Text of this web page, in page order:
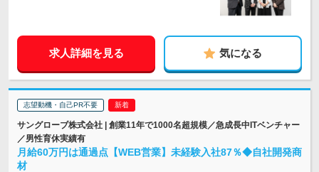
求人詳細を見る 気になる
志望動機・自己PR不要
サングローブ株式会社 | 創業11年で1000名超規模／急成長中ITベンチャー
／男性育休実績有
月給60万円は通過点【WEB営業】未経験入社87％◆自社開発商
材